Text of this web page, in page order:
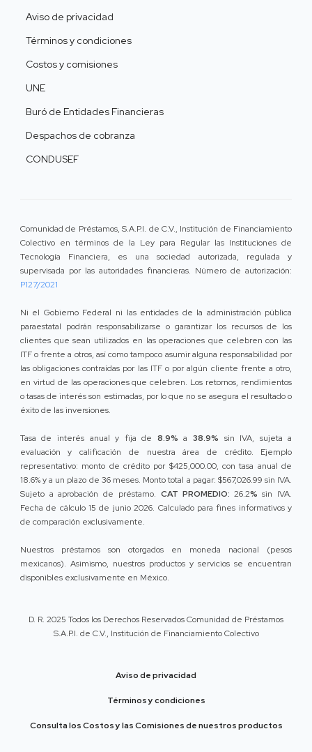
Aviso de privacidad
Términos y condiciones
Costos y comisiones
UNE
Buró de Entidades Financieras
Despachos de cobranza
CONDUSEF
Comunidad de Préstamos, S.A.P.I. de C.V., Institución de Financiamiento
Colectivo en términos de la Ley para Regular las Instituciones de
Tecnología Financiera, es una sociedad autorizada, regulada y
supervisada por las autoridades financieras. Número de autorización:
P127/2021
Ni el Gobierno Federal ni las entidades de la administración pública
paraestatal podrán responsabilizarse o garantizar los recursos de los
clientes que sean utilizados en las operaciones que celebren con las
ITF o frente a otros, así como tampoco asumir alguna responsabilidad por
las obligaciones contraídas por las ITF o por algún cliente frente a otro,
en virtud de las operaciones que celebren. Los retornos, rendimientos
o tasas de interés son estimadas, por lo que no se asegura el resultado o
éxito de las inversiones.
Tasa de interés anual y fija de 8.9% a 38.9% sin IVA, sujeta a
evaluación y calificación de nuestra área de crédito. Ejemplo
representativo: monto de crédito por $425,000.00, con tasa anual de
18.6% y a un plazo de 36 meses. Monto total a pagar: $567,026.99 sin IVA.
Sujeto a aprobación de préstamo. CAT PROMEDIO: 26.2% sin IVA.
Fecha de cálculo 15 de junio 2026. Calculado para fines informativos y
de comparación exclusivamente.
Nuestros préstamos son otorgados en moneda nacional (pesos
mexicanos). Asimismo, nuestros productos y servicios se encuentran
disponibles exclusivamente en México.
D. R. 2025 Todos los Derechos Reservados Comunidad de Préstamos
S.A.P.I. de C.V., Institución de Financiamiento Colectivo
Aviso de privacidad
Términos y condiciones
Consulta los Costos y las Comisiones de nuestros productos